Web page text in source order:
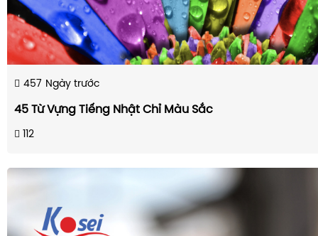
457 Ngày trước
45 Từ Vựng Tiếng Nhật Chỉ Màu Sắc
112